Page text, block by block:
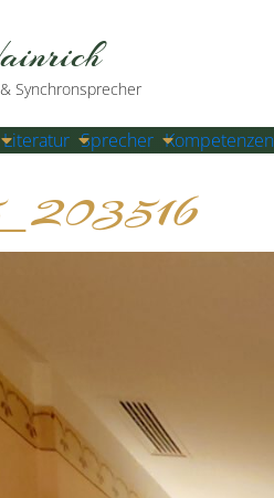
Synchronsprecher
Literatur Sprecher Kompetenzen